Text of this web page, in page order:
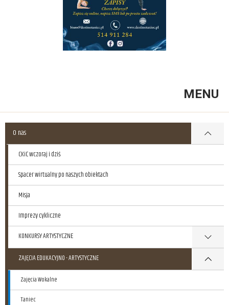
MENU
O nas
CKiC wczoraj i dziś
Spacer wirtualny po naszych obiektach
Misja
Imprezy cykliczne
KONKURSY ARTYSTYCZNE
ZAJĘCIA EDUKACYJNO - ARTYSTYCZNE
Zajęcia Wokalne
Taniec